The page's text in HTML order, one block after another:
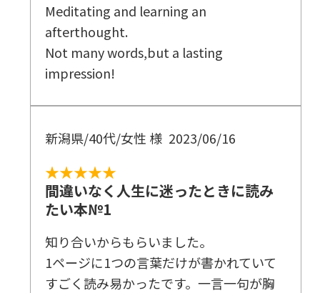
Meditating and learning an
afterthought.
Not many words,but a lasting
impression!
新潟県/40代/女性 様 2023/06/16
★★★★★
間違いなく人生に迷ったときに読み
たい本№1
知り合いからもらいました。
1ページに1つの言葉だけが書かれていて
すごく読み易かったです。一言一句が胸